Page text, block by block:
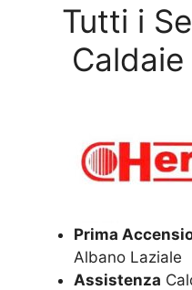
Tutti i
Caldaie
Prima
Albano Laziale
Assistenza